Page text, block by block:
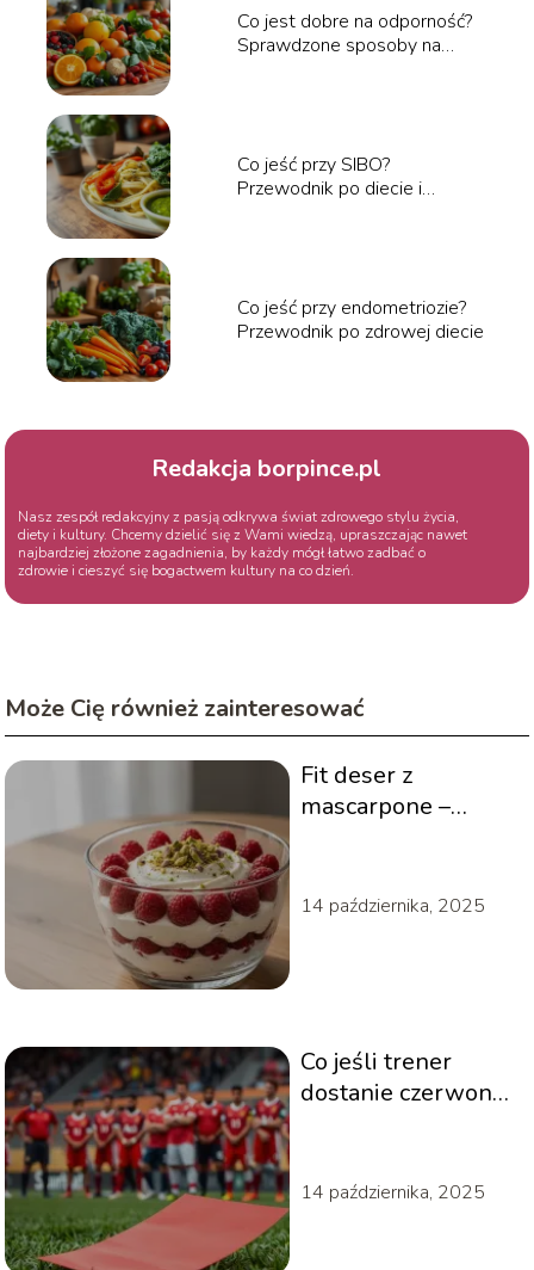
Co jest dobre na odporność?
Sprawdzone sposoby na
Co jeść przy SIBO?
Przewodnik po diecie i
Co jeść przy endometriozie?
Przewodnik po zdrowej diecie
Redakcja borpince.pl
Nasz zespół redakcyjny z pasją odkrywa świat zdrowego stylu życia,
diety i kultury. Chcemy dzielić się z Wami wiedzą, upraszczając nawet
najbardziej złożone zagadnienia, by każdy mógł łatwo zadbać o
zdrowie i cieszyć się bogactwem kultury na co dzień.
Może Cię również zainteresować
Fit deser z
mascarpone –
14 października, 2025
Co jeśli trener
dostanie czerwoną
procedury
14 października, 2025